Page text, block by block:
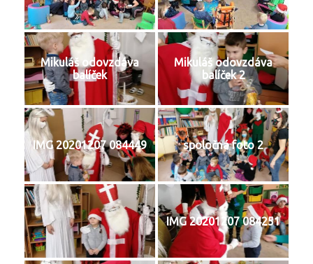
Mikuláš odovzdáva
balíček
Mikuláš odovzdáva
balíček 2
IMG 20201207 084449 spoločná foto 2
IMG 20201207 084251